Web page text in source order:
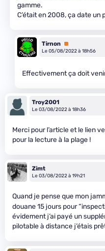
gamme.
C’était en 2008, ça date un
Tirnon
Premium
Le 05/08/2022 à 18h56
Effectivement ça doit
Troy2001
Le 03/08/2022 à 18h36
Merci pour l’article et le lien
pour la lecture à la plage !
Zimt
Le 03/08/2022 à 19h21
Quand je pense que mon
douane 15 jours pour
évidement j’ai payé un
pilotable à distance j’étais